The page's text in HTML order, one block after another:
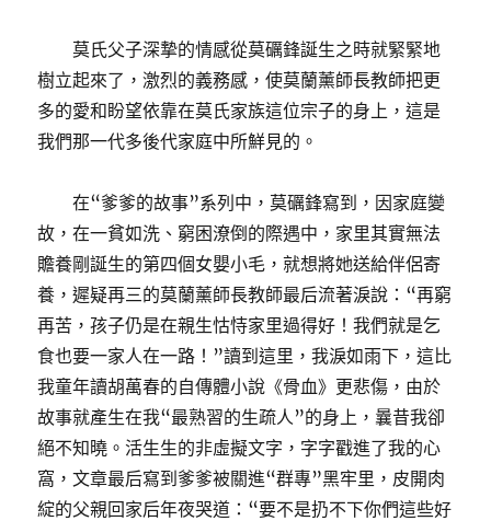
莫氏父子深摯的情感從莫礪鋒誕生之時就緊緊地
樹立起來了，激烈的義務感，使莫蘭薰師長教師把更
多的愛和盼望依靠在莫氏家族這位宗子的身上，這是
我們那一代多後代家庭中所鮮見的。
在“爹爹的故事”系列中，莫礪鋒寫到，因家庭變
故，在一貧如洗、窮困潦倒的際遇中，家里其實無法
贍養剛誕生的第四個女嬰小毛，就想將她送給伴侶寄
養，遲疑再三的莫蘭薰師長教師最后流著淚說：“再窮
再苦，孩子仍是在親生怙恃家里過得好！我們就是乞
食也要一家人在一路！”讀到這里，我淚如雨下，這比
我童年讀胡萬春的自傳體小說《骨血》更悲傷，由於
故事就產生在我“最熟習的生疏人”的身上，曩昔我卻
絕不知曉。活生生的非虛擬文字，字字戳進了我的心
窩，文章最后寫到爹爹被關進“群專”黑牢里，皮開肉
綻的父親回家后年夜哭道：“要不是扔不下你們這些好